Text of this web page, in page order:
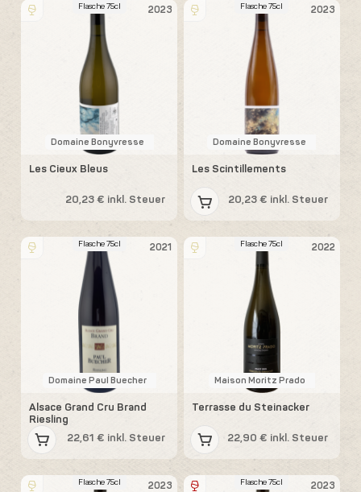
2023
Flasche 75cl
Domaine Bonyvresse
Les Cieux Bleus
20,23 € inkl. Steuer
2023
Flasche 75cl
Domaine Bonyvresse
Les Scintillements
20,23 € inkl. Steuer
2021
Flasche 75cl
Domaine Paul Buecher
Alsace Grand Cru Brand
Riesling
22,61 € inkl. Steuer
2022
Flasche 75cl
Maison Moritz Prado
Terrasse du Steinacker
22,90 € inkl. Steuer
2023
Flasche 75cl 2023
Flasche 75cl